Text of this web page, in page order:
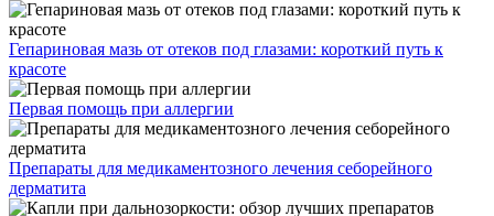
Гепариновая мазь от отеков под глазами: короткий путь к
красоте
Первая помощь при аллергии
Препараты для медикаментозного лечения себорейного
дерматита